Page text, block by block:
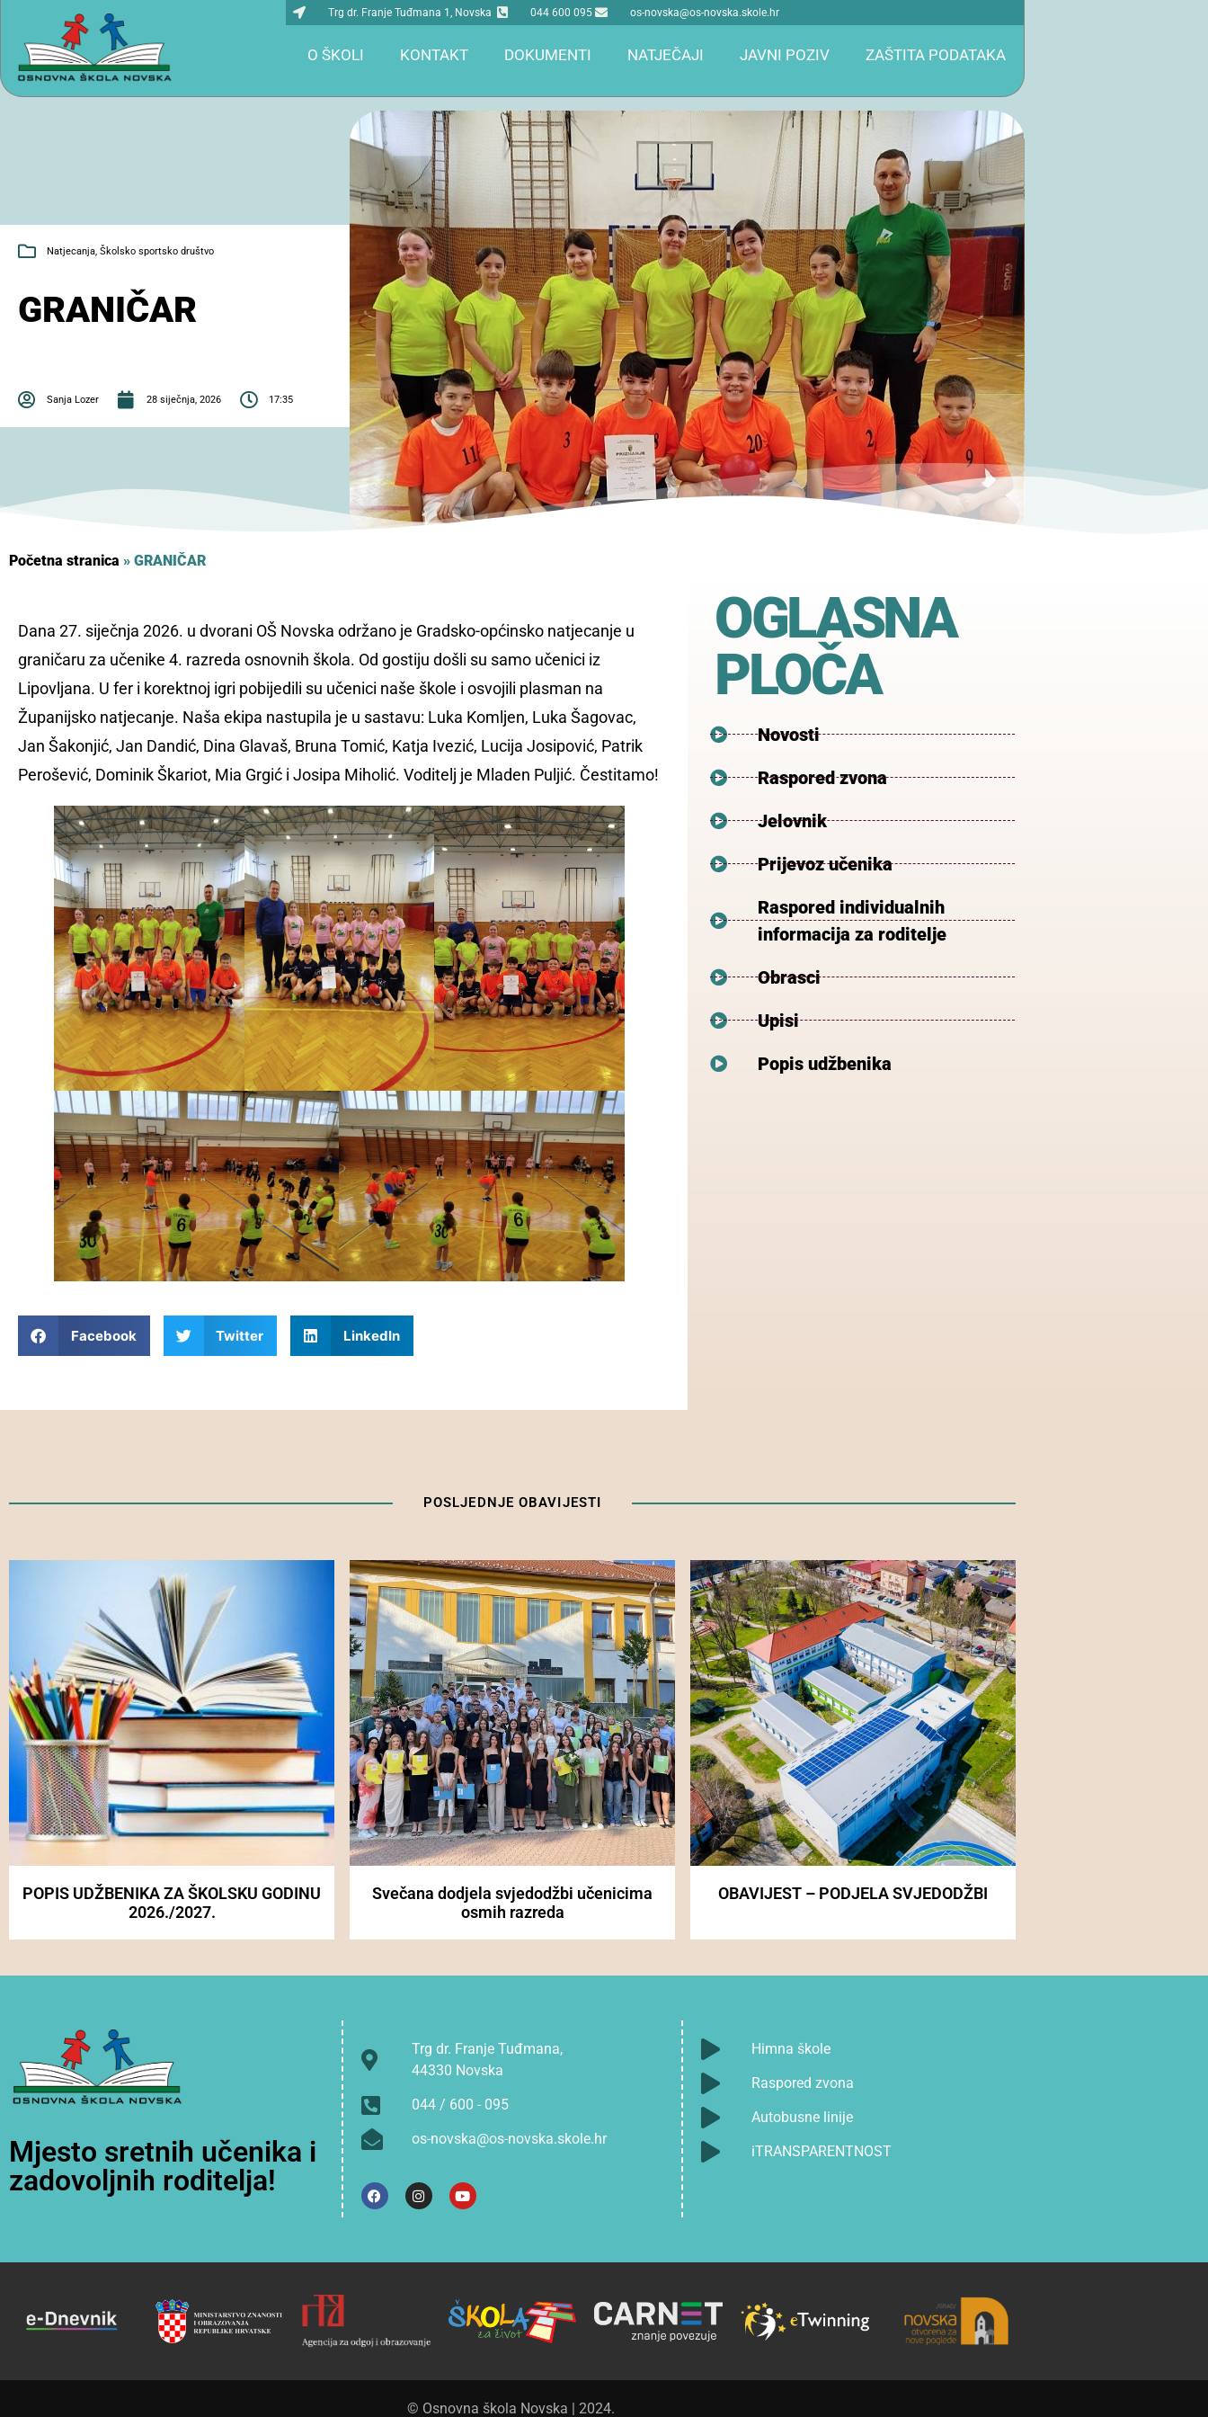
Trg dr. Franje Tuđmana 1, Novska 044 600 095 os-novska@os-novska.skole.hr
O ŠKOLI KONTAKT DOKUMENTI NATJEČAJI JAVNI POZIV ZAŠTITA PODATAKA
Natjecanja, Školsko sportsko društvo
GRANIČAR
Sanja Lozer 28 siječnja, 2026 17:35
Početna stranica » GRANIČAR
Dana 27. siječnja 2026. u dvorani OŠ Novska održano je Gradsko-općinsko natjecanje u
graničaru za učenike 4. razreda osnovnih škola. Od gostiju došli su samo učenici iz
Lipovljana. U fer i korektnoj igri pobijedili su učenici naše škole i osvojili plasman na
Županijsko natjecanje. Naša ekipa nastupila je u sastavu: Luka Komljen, Luka Šagovac,
Jan Šakonjić, Jan Dandić, Dina Glavaš, Bruna Tomić, Katja Ivezić, Lucija Josipović, Patrik
Perošević, Dominik Škariot, Mia Grgić i Josipa Miholić. Voditelj je Mladen Puljić. Čestitamo!
Facebook Twitter LinkedIn
OGLASNA
PLOČA
Novosti
Raspored zvona
Jelovnik
Prijevoz učenika
Raspored individualnih
informacija za roditelje
Obrasci
Upisi
Popis udžbenika
POSLJEDNJE OBAVIJESTI
POPIS UDŽBENIKA ZA ŠKOLSKU GODINU
2026./2027.
Svečana dodjela svjedodžbi učenicima
osmih razreda
OBAVIJEST – PODJELA SVJEDODŽBI
Mjesto sretnih učenika i
zadovoljnih roditelja!
Trg dr. Franje Tuđmana,
44330 Novska
044 / 600 - 095
os-novska@os-novska.skole.hr
Himna škole
Raspored zvona
Autobusne linije
iTRANSPARENTNOST
© Osnovna škola Novska | 2024.